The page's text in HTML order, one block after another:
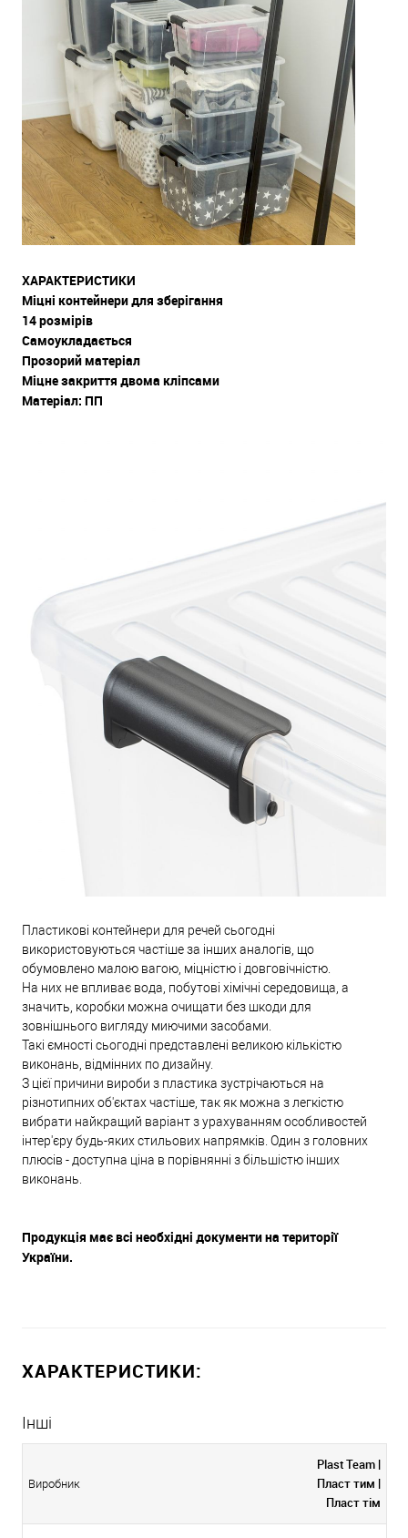
ХАРАКТЕРИСТИКИ
Міцні контейнери для зберігання
14 розмірів
Самоукладається
Прозорий матеріал
Міцне закриття двома кліпсами
Матеріал: ПП
Пластикові контейнери для речей сьогодні
використовуються частіше за інших аналогів, що
обумовлено малою вагою, міцністю і довговічністю.
На них не впливає вода, побутові хімічні середовища, а
значить, коробки можна очищати без шкоди для
зовнішнього вигляду миючими засобами.
Такі ємності сьогодні представлені великою кількістю
виконань, відмінних по дизайну.
З цієї причини вироби з пластика зустрічаються на
різнотипних об'єктах частіше, так як можна з легкістю
вибрати найкращий варіант з урахуванням особливостей
інтер'єру будь-яких стильових напрямків. Один з головних
плюсів - доступна ціна в порівнянні з більшістю інших
виконань.
Продукція має всі необхідні документи на території
України.
ХАРАКТЕРИСТИКИ:
Інші
Виробник
Plast Team |
Пласт тим |
Пласт тім